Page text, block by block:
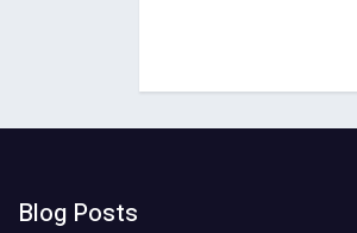
Blog Posts